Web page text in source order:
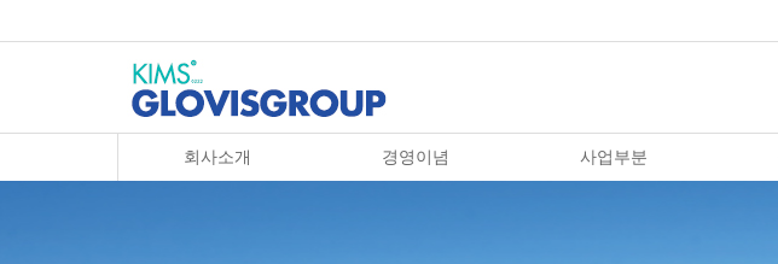
회사소개 경영이념 사업부분